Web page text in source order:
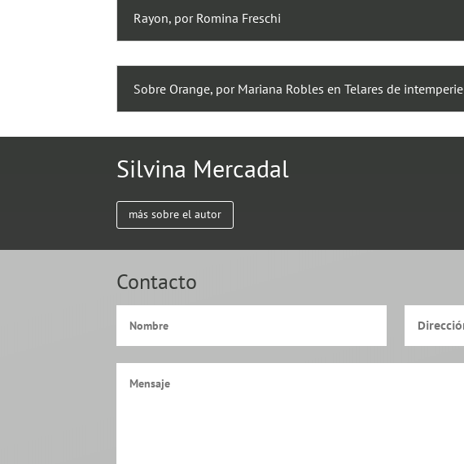
Rayon, por Romina Freschi
Sobre Orange, por Mariana Robles en Telares de intemperie
Silvina Mercadal
más sobre el autor
Contacto